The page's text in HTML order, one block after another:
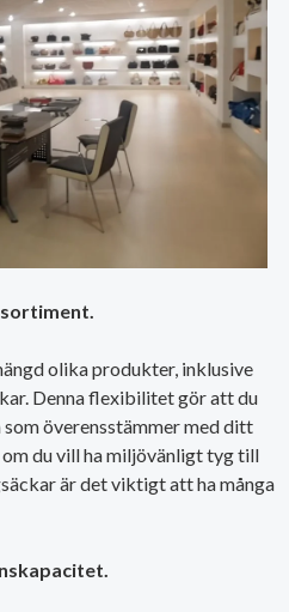
olika produkter, inklusive
Denna flexibilitet gör att du
överensstämmer med ditt
du vill ha miljövänligt tyg till
är det viktigt att ha många